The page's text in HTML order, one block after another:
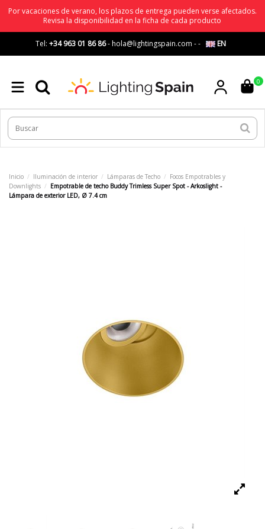
Por vacaciones de verano, los plazos de entrega pueden verse afectados.
Revisa la disponibilidad en la ficha de cada producto
Tel: +34 963 01 86 86-hola@lightingspain.com -- EN
0
Inicio Iluminación de interior Lámparas de Techo
Focos Empotrables y
Downlights
Empotrable de techo Buddy Trimless Super Spot - Arkoslight -
Lámpara de exterior LED, Ø 7.4 cm